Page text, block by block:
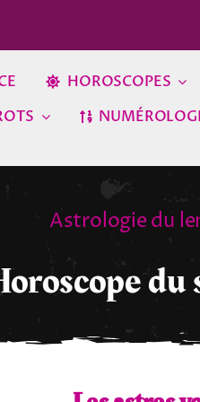
HOROSCOPES
Astrologie du
du